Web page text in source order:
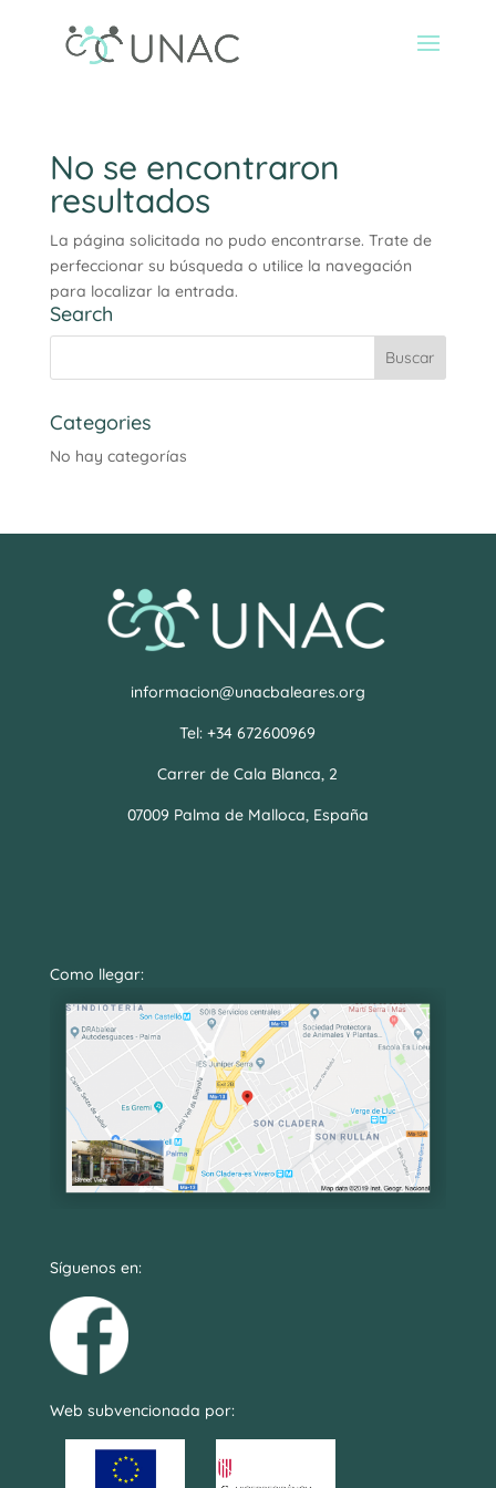
No se encontraron
resultados
La página solicitada no pudo encontrarse. Trate de
perfeccionar su búsqueda o utilice la navegación
para localizar la entrada.
Search
Categories
No hay categorías
informacion@unacbaleares.org
Tel: +34 672600969
Carrer de Cala Blanca, 2
07009 Palma de Malloca, España
Como llegar:
Síguenos en:
Web subvencionada por: